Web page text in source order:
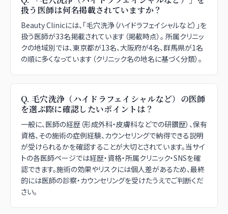
扱う医師は何名掲載されていますか？
Beauty Clinicには、「毛穴洗浄（ハイドラフェイシャルなど）」を
扱う医師が33名掲載されています（掲載時点）。 所属クリニッ
クの地域別では、東京都が13名、大阪府が4名、群馬県が1名
の順に多くなっています（クリニック名の地名に基づく分類）。
Q. 毛穴洗浄（ハイドラフェイシャルなど）の医師
を選ぶ際に確認したいポイントは？
一般に、医師の経歴（形成外科・皮膚科などでの研鑽歴）、保有
資格、その施術の症例経験、カウンセリングで納得できる説明
が受けられるかを確認することが大切とされています。当サイ
トの各医師ページでは経歴・資格・所属クリニック・SNSを確
認できます。施術の効果やリスクには個人差があるため、最終
的には医師の診察・カウンセリングを受けたうえでご判断くだ
さい。